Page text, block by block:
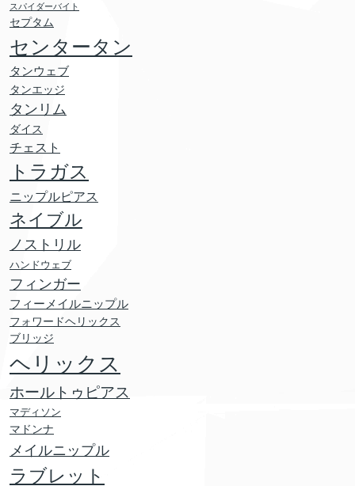
スパイダーバイト
セプタム
センタータン
タンウェブ
タンエッジ
タンリム
ダイス
チェスト
トラガス
ニップルピアス
ネイブル
ノストリル
ハンドウェブ
フィンガー
フィーメイルニップル
フォワードヘリックス
ブリッジ
ヘリックス
ホールトゥピアス
マディソン
マドンナ
メイルニップル
ラブレット